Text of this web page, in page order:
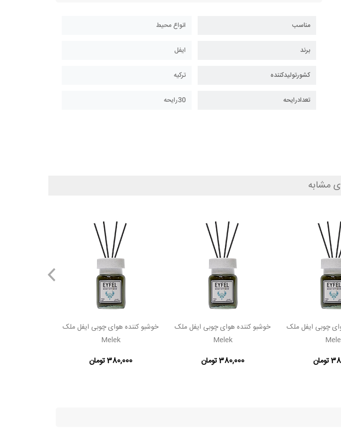
مناسب انواع محیط
برند ایفل
کشورتولیدکننده ترکیه
تعدادرایحه 30رایحه
مشابه
خوشبو کننده هوای چوبی ایفل ملک
Melek
380,000 تومان
خوشبو کننده هوای چوبی ایفل ملک
Melek
380,000 تومان
چوبی ایفل ملک